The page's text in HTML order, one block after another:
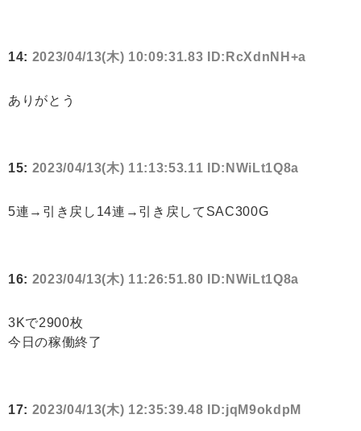
14: 2023/04/13(木) 10:09:31.83 ID:RcXdnNH+a
ありがとう
15: 2023/04/13(木) 11:13:53.11 ID:NWiLt1Q8a
5連→引き戻し14連→引き戻してSAC300G
16: 2023/04/13(木) 11:26:51.80 ID:NWiLt1Q8a
3Kで2900枚
今日の稼働終了
17: 2023/04/13(木) 12:35:39.48 ID:jqM9okdpM